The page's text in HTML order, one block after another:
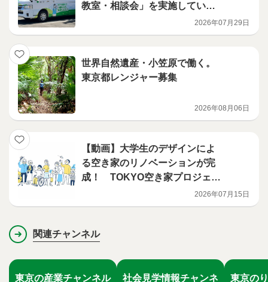
教室・相談会」を実施していま
2026年07月29日
世界自然遺産・小笠原で働く。
東京都レンジャー募集
2026年08月06日
【動画】大学生のデザインによ
る空き家のリノベーションが完
成！ TOKYO空き家プロジェク
ト ~リノベーション完成篇~ 【字
幕有り】
2026年07月15日
関連チャンネル